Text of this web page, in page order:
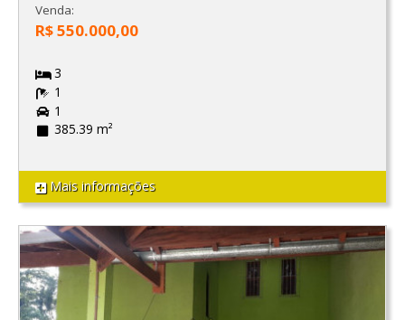
Venda:
R$ 550.000,00
3
1
1
385.39 m²
Mais informações